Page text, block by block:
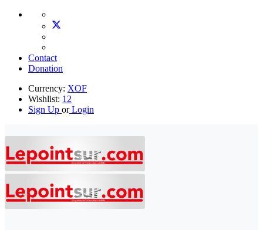
Contact
Donation
Currency: XOF
Wishlist: 12
Sign Up orLogin